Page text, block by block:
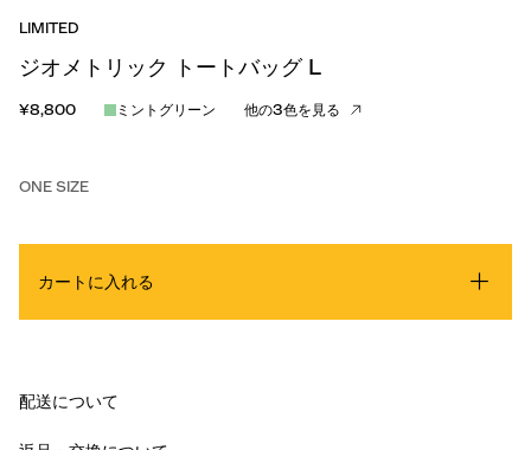
LIMITED
ジオメトリック トートバッグ L
¥8,800 ミントグリーン 他の3色を見る
ONE SIZE
カートに入れる
配送について